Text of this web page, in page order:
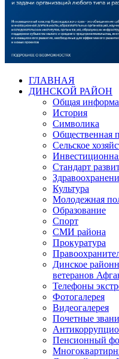
ГЛАВНАЯ
ДИНСКОЙ РАЙОН
Общая
История
Символика
Общественная
Сельское
Стандарт
Культура
Молодежная
Образование
Спорт
СМИ района
Прокуратура
Динское
ветеранов
Телефоны
Фотогалерея
Видеогалерея
Почетные
Пенсионный